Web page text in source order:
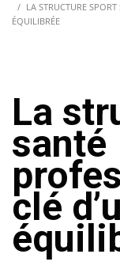
LA STRUCTURE
ÉQUILIBRÉE
La
santé
clé